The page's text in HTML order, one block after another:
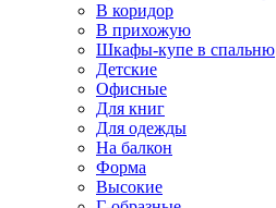
В коридор
В прихожую
Шкафы-купе в спальню
Детские
Офисные
Для книг
Для одежды
На балкон
Форма
Высокие